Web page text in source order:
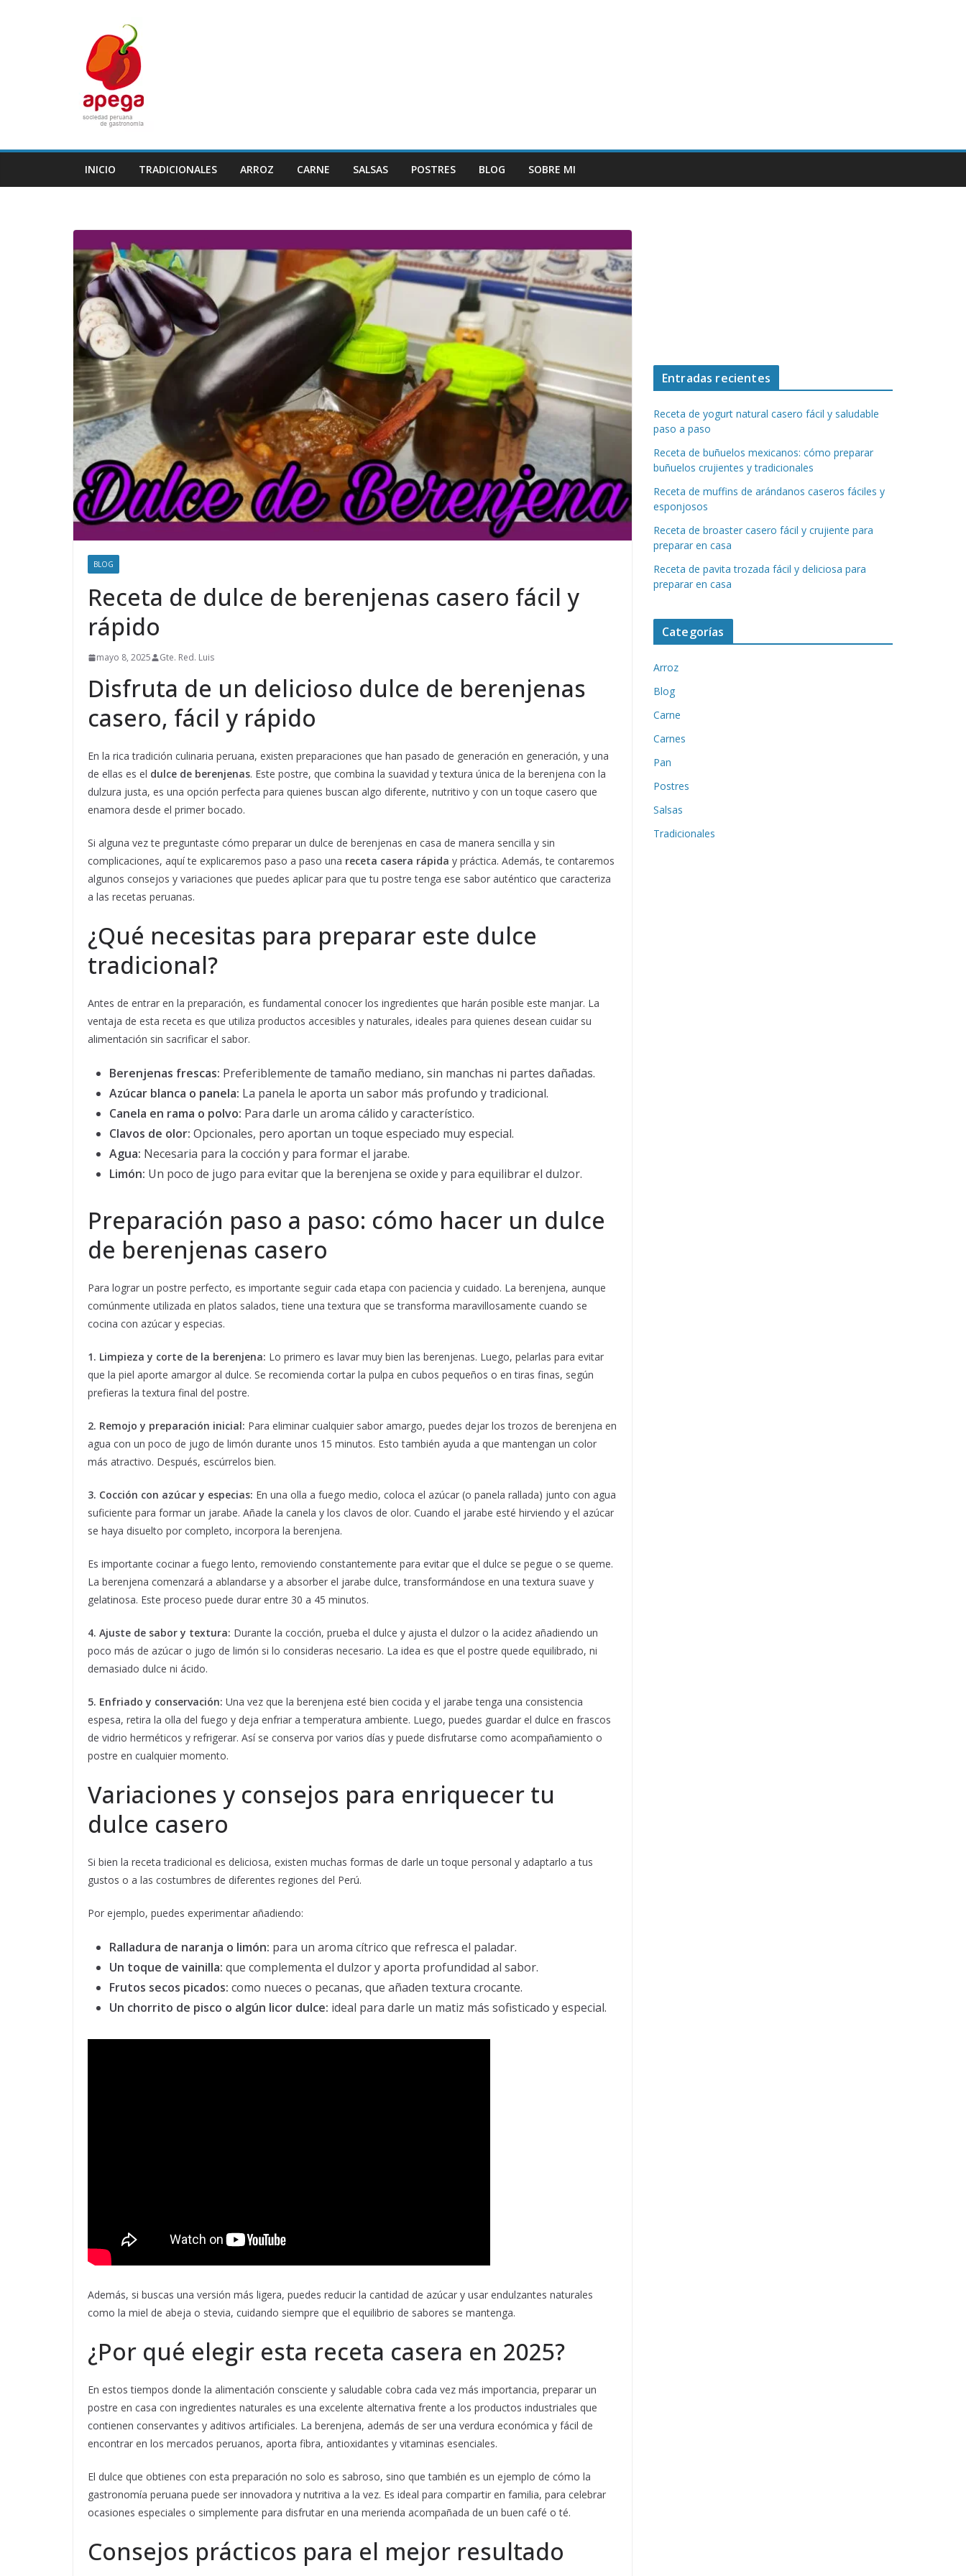
INICIO TRADICIONALES ARROZ CARNE SALSAS POSTRES BLOG SOBRE MI
BLOG
Receta de dulce de berenjenas casero fácil y
rápido
mayo 8, 2025 Gte. Red. Luis
Disfruta de un delicioso dulce de berenjenas
casero, fácil y rápido
En la rica tradición culinaria peruana, existen preparaciones que han pasado de generación en generación, y una
de ellas es el dulce de berenjenas. Este postre, que combina la suavidad y textura única de la berenjena con la
dulzura justa, es una opción perfecta para quienes buscan algo diferente, nutritivo y con un toque casero que
enamora desde el primer bocado.
Si alguna vez te preguntaste cómo preparar un dulce de berenjenas en casa de manera sencilla y sin
complicaciones, aquí te explicaremos paso a paso una receta casera rápida y práctica. Además, te contaremos
algunos consejos y variaciones que puedes aplicar para que tu postre tenga ese sabor auténtico que caracteriza
a las recetas peruanas.
¿Qué necesitas para preparar este dulce
tradicional?
Antes de entrar en la preparación, es fundamental conocer los ingredientes que harán posible este manjar. La
ventaja de esta receta es que utiliza productos accesibles y naturales, ideales para quienes desean cuidar su
alimentación sin sacrificar el sabor.
Berenjenas frescas: Preferiblemente de tamaño mediano, sin manchas ni partes dañadas.
Azúcar blanca o panela: La panela le aporta un sabor más profundo y tradicional.
Canela en rama o polvo: Para darle un aroma cálido y característico.
Clavos de olor: Opcionales, pero aportan un toque especiado muy especial.
Agua: Necesaria para la cocción y para formar el jarabe.
Limón: Un poco de jugo para evitar que la berenjena se oxide y para equilibrar el dulzor.
Preparación paso a paso: cómo hacer un dulce
de berenjenas casero
Para lograr un postre perfecto, es importante seguir cada etapa con paciencia y cuidado. La berenjena, aunque
comúnmente utilizada en platos salados, tiene una textura que se transforma maravillosamente cuando se
cocina con azúcar y especias.
1. Limpieza y corte de la berenjena: Lo primero es lavar muy bien las berenjenas. Luego, pelarlas para evitar
que la piel aporte amargor al dulce. Se recomienda cortar la pulpa en cubos pequeños o en tiras finas, según
prefieras la textura final del postre.
2. Remojo y preparación inicial: Para eliminar cualquier sabor amargo, puedes dejar los trozos de berenjena en
agua con un poco de jugo de limón durante unos 15 minutos. Esto también ayuda a que mantengan un color
más atractivo. Después, escúrrelos bien.
3. Cocción con azúcar y especias: En una olla a fuego medio, coloca el azúcar (o panela rallada) junto con agua
suficiente para formar un jarabe. Añade la canela y los clavos de olor. Cuando el jarabe esté hirviendo y el azúcar
se haya disuelto por completo, incorpora la berenjena.
Es importante cocinar a fuego lento, removiendo constantemente para evitar que el dulce se pegue o se queme.
La berenjena comenzará a ablandarse y a absorber el jarabe dulce, transformándose en una textura suave y
gelatinosa. Este proceso puede durar entre 30 a 45 minutos.
4. Ajuste de sabor y textura: Durante la cocción, prueba el dulce y ajusta el dulzor o la acidez añadiendo un
poco más de azúcar o jugo de limón si lo consideras necesario. La idea es que el postre quede equilibrado, ni
demasiado dulce ni ácido.
5. Enfriado y conservación: Una vez que la berenjena esté bien cocida y el jarabe tenga una consistencia
espesa, retira la olla del fuego y deja enfriar a temperatura ambiente. Luego, puedes guardar el dulce en frascos
de vidrio herméticos y refrigerar. Así se conserva por varios días y puede disfrutarse como acompañamiento o
postre en cualquier momento.
Variaciones y consejos para enriquecer tu
dulce casero
Si bien la receta tradicional es deliciosa, existen muchas formas de darle un toque personal y adaptarlo a tus
gustos o a las costumbres de diferentes regiones del Perú.
Por ejemplo, puedes experimentar añadiendo:
Ralladura de naranja o limón: para un aroma cítrico que refresca el paladar.
Un toque de vainilla: que complementa el dulzor y aporta profundidad al sabor.
Frutos secos picados: como nueces o pecanas, que añaden textura crocante.
Un chorrito de pisco o algún licor dulce: ideal para darle un matiz más sofisticado y especial.
Además, si buscas una versión más ligera, puedes reducir la cantidad de azúcar y usar endulzantes naturales
como la miel de abeja o stevia, cuidando siempre que el equilibrio de sabores se mantenga.
¿Por qué elegir esta receta casera en 2025?
En estos tiempos donde la alimentación consciente y saludable cobra cada vez más importancia, preparar un
postre en casa con ingredientes naturales es una excelente alternativa frente a los productos industriales que
contienen conservantes y aditivos artificiales. La berenjena, además de ser una verdura económica y fácil de
encontrar en los mercados peruanos, aporta fibra, antioxidantes y vitaminas esenciales.
El dulce que obtienes con esta preparación no solo es sabroso, sino que también es un ejemplo de cómo la
gastronomía peruana puede ser innovadora y nutritiva a la vez. Es ideal para compartir en familia, para celebrar
ocasiones especiales o simplemente para disfrutar en una merienda acompañada de un buen café o té.
Consejos prácticos para el mejor resultado
Entradas recientes
Receta de yogurt natural casero fácil y saludable
paso a paso
Receta de buñuelos mexicanos: cómo preparar
buñuelos crujientes y tradicionales
Receta de muffins de arándanos caseros fáciles y
esponjosos
Receta de broaster casero fácil y crujiente para
preparar en casa
Receta de pavita trozada fácil y deliciosa para
preparar en casa
Categorías
Arroz
Blog
Carne
Carnes
Pan
Postres
Salsas
Tradicionales